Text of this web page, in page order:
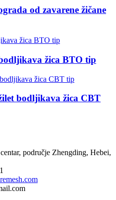
od zavarene žičane
žica BTO tip
bodljikava žica CBT
područje Zhengding, Hebei,